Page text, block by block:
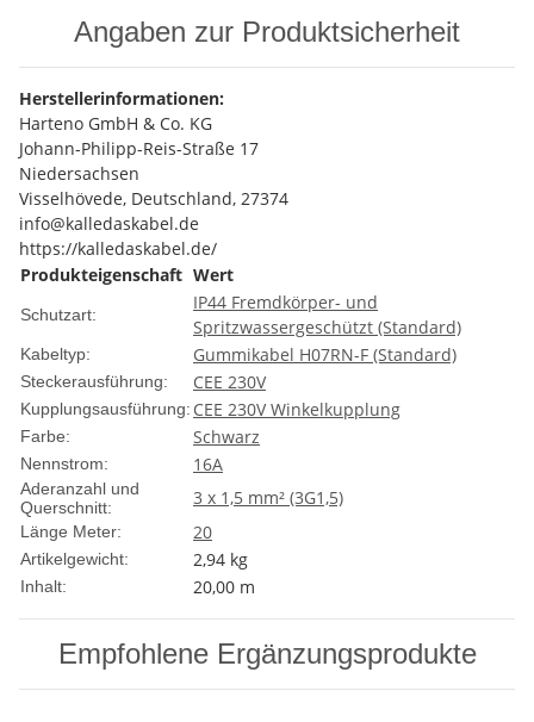
Angaben zur Produktsicherheit
Herstellerinformationen:
Harteno GmbH & Co. KG
Johann-Philipp-Reis-Straße 17
Niedersachsen
Visselhövede, Deutschland, 27374
info@kalledaskabel.de
https://kalledaskabel.de/
Produkteigenschaft Wert
Schutzart:
IP44 Fremdkörper- und
Spritzwassergeschützt (Standard)
Kabeltyp: Gummikabel H07RN-F (Standard)
Steckerausführung: CEE 230V
Kupplungsausführung: CEE 230V Winkelkupplung
Farbe: Schwarz
Nennstrom: 16A
Aderanzahl und
Querschnitt:
3 x 1,5 mm² (3G1,5)
Länge Meter: 20
Artikelgewicht: 2,94 kg
Inhalt: 20,00 m
Empfohlene Ergänzungsprodukte